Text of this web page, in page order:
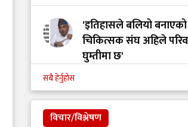
'इतिहासले बलियो
चिकित्सक संघ अहिले
घुम्तीमा छ'
‘टिम मंगल' चुनावी समूह
मेडिकल मुभमेन्ट हो : डा.
सबै हेर्नुहोस
विचार/विश्लेषण